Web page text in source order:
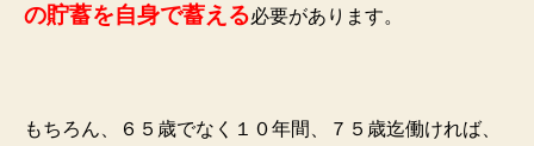
の貯蓄を自身で蓄える必要があります。
もちろん、６５歳でなく１０年間、７５歳迄働ければ、